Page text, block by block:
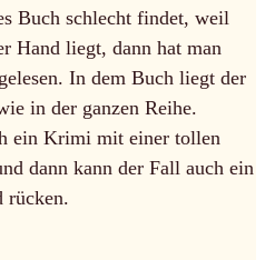
Buch schlecht findet, weil
Hand liegt, dann hat man
In dem Buch liegt der
in der ganzen Reihe.
ein Krimi mit einer tollen
dann kann der Fall auch ein
rücken.